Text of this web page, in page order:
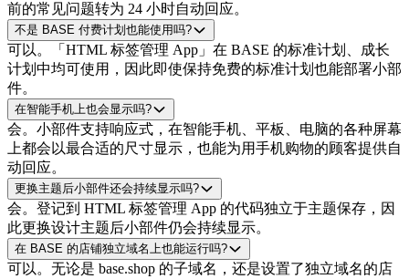
前的常见问题转为 24 小时自动回应。
不是 BASE 付费计划也能使用吗?
可以。「HTML 标签管理 App」在 BASE 的标准计划、成长
计划中均可使用，因此即使保持免费的标准计划也能部署小部
件。
在智能手机上也会显示吗?
会。小部件支持响应式，在智能手机、平板、电脑的各种屏幕
上都会以最合适的尺寸显示，也能为用手机购物的顾客提供自
动回应。
更换主题后小部件还会持续显示吗?
会。登记到 HTML 标签管理 App 的代码独立于主题保存，因
此更换设计主题后小部件仍会持续显示。
在 BASE 的店铺独立域名上也能运行吗?
可以。无论是 base.shop 的子域名，还是设置了独立域名的店